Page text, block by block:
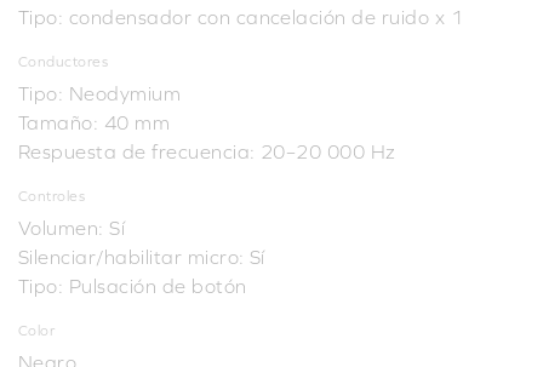
Tipo: condensador con cancelación de ruido x 1
Conductores
Tipo: Neodymium
Tamaño: 40 mm
Respuesta de frecuencia: 20–20 000 Hz
Controles
Volumen: Sí
Silenciar/habilitar micro: Sí
Tipo: Pulsación de botón
Color
Negro